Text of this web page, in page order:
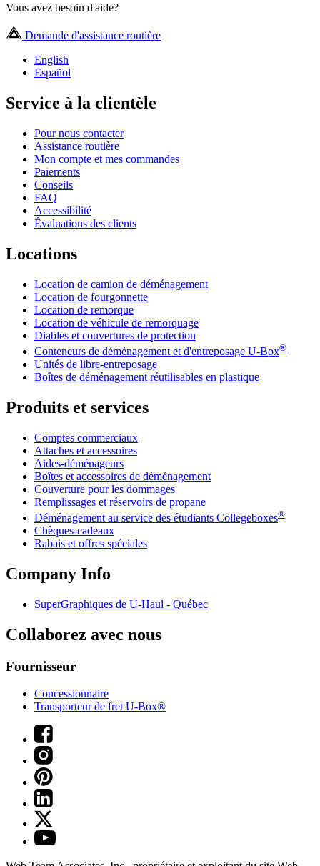
Vous avez besoin d'aide?
Demande d'assistance routière
English
Español
Service à la clientèle
Pour nous contacter
Assistance routière
Mon compte et mes commandes
Paiements
Conseils
FAQ
Accessibilité
Évaluations des clients
Locations
Location de camion de déménagement
Location de fourgonnette
Location de remorque
Location de véhicule de remorquage
Diables et couvertures de protection
Conteneurs de déménagement et d'entreposage U-Box®
Unités de libre-entreposage
Boîtes de déménagement réutilisables en plastique
Produits et services
Comptes commerciaux
Attaches et accessoires
Aides-déménageurs
Boîtes et accessoires de déménagement
Couverture pour les dommages
Remplissages et réservoirs de propane
Déménagement au service des étudiants Collegeboxes®
Chèques-cadeaux
Rabais et offres spéciales
Company Info
SuperGraphiques de U-Haul - Québec
Collaborez avec nous
Fournisseur
Concessionnaire
Transporteur de fret U-Box®